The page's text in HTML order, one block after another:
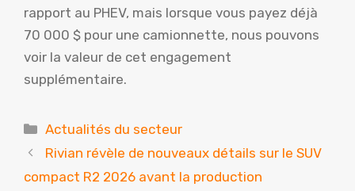
rapport au PHEV, mais lorsque vous payez déjà
70 000 $ pour une camionnette, nous pouvons
voir la valeur de cet engagement
supplémentaire.
Catégories
Actualités du secteur
Rivian révèle de nouveaux détails sur le SUV
compact R2 2026 avant la production